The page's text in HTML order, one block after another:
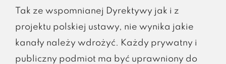
Tak ze wspomnianej Dyrektywy jak i z
projektu polskiej ustawy, nie wynika jakie
kanały należy wdrożyć. Każdy prywatny i
publiczny podmiot ma być uprawniony do